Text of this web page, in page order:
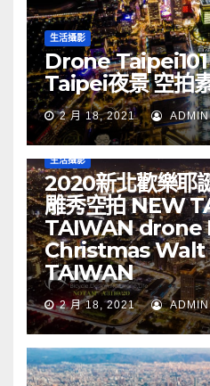
生活攝影
Drone
Taipei夜景 空拍
2 月 18, 2021 ADMIN
生活攝影
2020新北歡樂耶
雕秀空拍 NEW
TAIWAN drone
Christmas Walt
TAIWAN
2 月 18, 2021 ADMIN